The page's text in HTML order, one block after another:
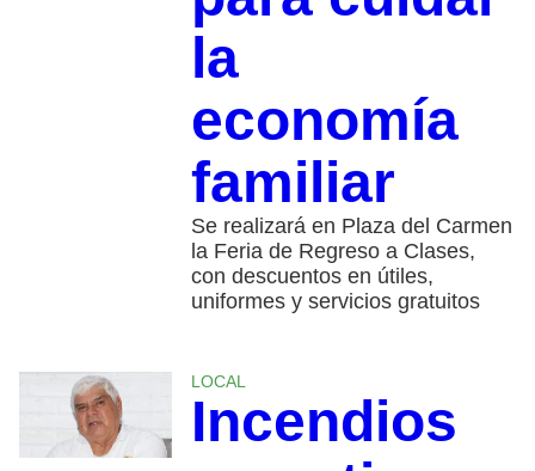
la
economía
familiar
Se realizará en Plaza del Carmen
la Feria de Regreso a Clases,
con descuentos en útiles,
uniformes y servicios gratuitos
LOCAL
Incendios